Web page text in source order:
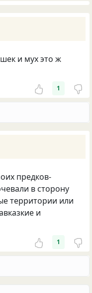
и мух это ж
1
предков-
в сторону
территории или
и
1